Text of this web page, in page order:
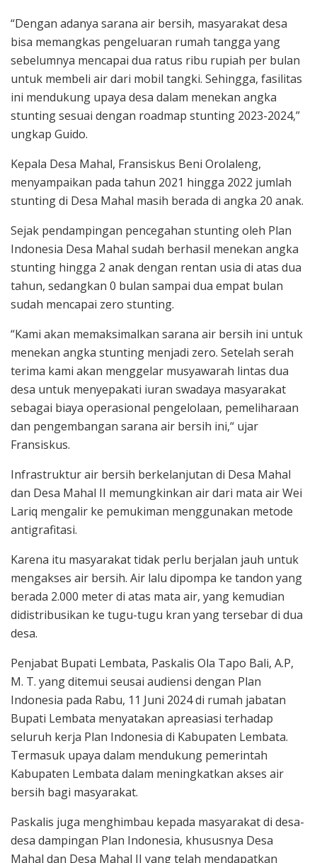
“Dengan adanya sarana air bersih, masyarakat desa
bisa memangkas pengeluaran rumah tangga yang
sebelumnya mencapai dua ratus ribu rupiah per bulan
untuk membeli air dari mobil tangki. Sehingga, fasilitas
ini mendukung upaya desa dalam menekan angka
stunting sesuai dengan roadmap stunting 2023-2024,”
ungkap Guido.
Kepala Desa Mahal, Fransiskus Beni Orolaleng,
menyampaikan pada tahun 2021 hingga 2022 jumlah
stunting di Desa Mahal masih berada di angka 20 anak.
Sejak pendampingan pencegahan stunting oleh Plan
Indonesia Desa Mahal sudah berhasil menekan angka
stunting hingga 2 anak dengan rentan usia di atas dua
tahun, sedangkan 0 bulan sampai dua empat bulan
sudah mencapai zero stunting.
“Kami akan memaksimalkan sarana air bersih ini untuk
menekan angka stunting menjadi zero. Setelah serah
terima kami akan menggelar musyawarah lintas dua
desa untuk menyepakati iuran swadaya masyarakat
sebagai biaya operasional pengelolaan, pemeliharaan
dan pengembangan sarana air bersih ini,“ ujar
Fransiskus.
Infrastruktur air bersih berkelanjutan di Desa Mahal
dan Desa Mahal II memungkinkan air dari mata air Wei
Lariq mengalir ke pemukiman menggunakan metode
antigrafitasi.
Karena itu masyarakat tidak perlu berjalan jauh untuk
mengakses air bersih. Air lalu dipompa ke tandon yang
berada 2.000 meter di atas mata air, yang kemudian
didistribusikan ke tugu-tugu kran yang tersebar di dua
desa.
Penjabat Bupati Lembata, Paskalis Ola Tapo Bali, A.P,
M. T. yang ditemui seusai audiensi dengan Plan
Indonesia pada Rabu, 11 Juni 2024 di rumah jabatan
Bupati Lembata menyatakan apreasiasi terhadap
seluruh kerja Plan Indonesia di Kabupaten Lembata.
Termasuk upaya dalam mendukung pemerintah
Kabupaten Lembata dalam meningkatkan akses air
bersih bagi masyarakat.
Paskalis juga menghimbau kepada masyarakat di desa-
desa dampingan Plan Indonesia, khususnya Desa
Mahal dan Desa Mahal II yang telah mendapatkan